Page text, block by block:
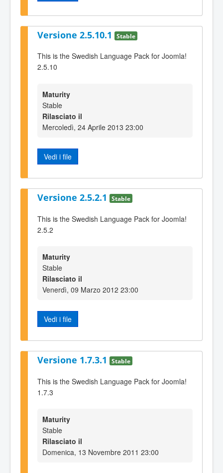
Versione 2.5.10.1 Stable
This is the Swedish Language Pack for Joomla!
2.5.10
Maturity
Stable
Rilasciato il
Mercoledì, 24 Aprile 2013 23:00
Vedi i file
Versione 2.5.2.1 Stable
This is the Swedish Language Pack for Joomla!
2.5.2
Maturity
Stable
Rilasciato il
Venerdì, 09 Marzo 2012 23:00
Vedi i file
Versione 1.7.3.1 Stable
This is the Swedish Language Pack for Joomla!
1.7.3
Maturity
Stable
Rilasciato il
Domenica, 13 Novembre 2011 23:00